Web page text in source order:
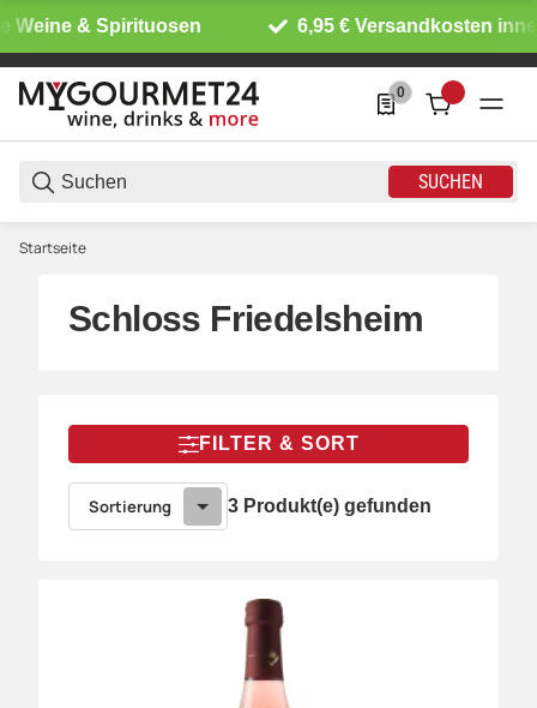
Weine & Spirituosen 6,95 € Versandkosten
SUCHEN
0
0 Produkte in der
Startseite
Schloss Friedelsheim
FILTER & SORT
Sortierung 3 Produkt(e) gefunden